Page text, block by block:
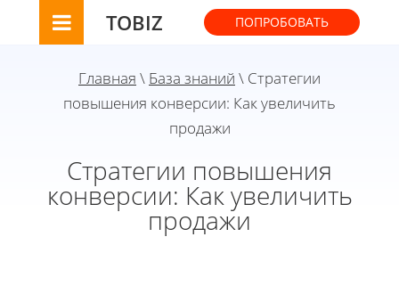
TOBIZ ПОПРОБОВАТЬ
Главная \ База знаний \ Стратегии
повышения конверсии: Как увеличить
продажи
Стратегии повышения
конверсии: Как увеличить
продажи